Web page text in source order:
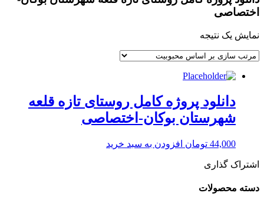
اختصاصی
نمایش یک نتیجه
دانلود پروژه کامل روستای تازه قلعه
شهرستان بوكان-اختصاصی
44,000 تومان افزودن به سبد خرید
اشتراک گذاری
دسته محصولات